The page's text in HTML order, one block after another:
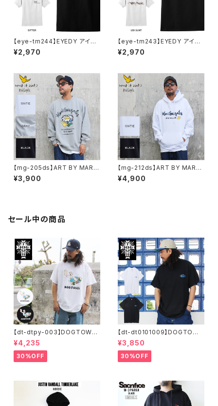
【eye-tm244】EYEDY アイデ
ィー BITTER ショートスリーブ
Tシャツ 大きいサイズ WHTIE
¥2,970
【eye-tm243】EYEDY アイデ
ィー UBITTER ショートスリー
ブTシャツ 大きいサイズ WHTI
¥2,970
【mg-205ds】ART BY MARK
GONZALE ( What it isNt ワッ
トイットイズント) アートバイ マ
¥3,900
【mg-212ds】ART BY MARK
GONZALE ( What it isNt ワッ
トイットイズント) アートバイ マ
¥4,900
セール中の商品
【dt-dtpy-003】DOGTOWN
ドッグタウン POPEYE SKATE
S/S T-SHIRTS ポパイ 半袖 シ
ョートスリーブT 大きいサイズ
半袖 M L XL 大きめ デザイン
¥4,235
30%OFF
【dt-dt0101009】DOGTOWN
ドッグタウン D.T.S. POCKET
S/S T-SHIRTS 半袖 ショート
スリーブT 大きいサイズ 半袖 M
L XL 大きめ デザイン プリント
¥3,850
30%OFF